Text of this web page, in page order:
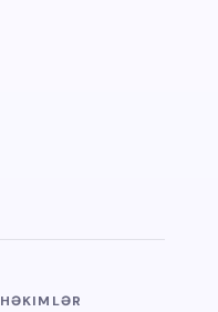
HƏKIMLƏR